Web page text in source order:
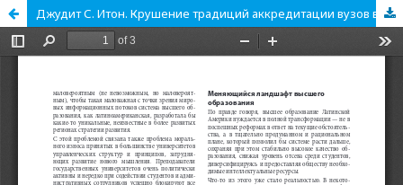
Джудит С. Итон. Крушение традиций аккредитации вузов в США